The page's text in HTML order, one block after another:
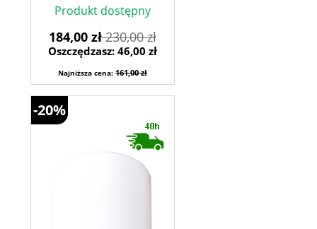
Produkt dostępny
184,00 zł230,00 zł
Oszczędzasz: 46,00 zł
Najniższa cena:161,00 zł
-20%